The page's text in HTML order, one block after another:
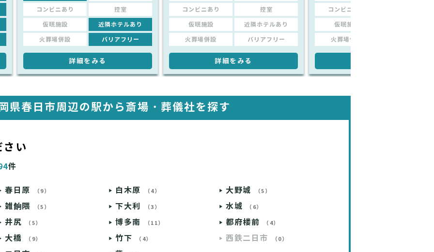
コンビニあり 控室
仮眠施設 近隣ホテルあり
火葬場併設 バリアフリー
詳細をみる
コンビニあり 控室
仮眠施設 近隣ホテルあり
火葬場併設 バリアフリー
詳細をみる
コンビニあり
仮眠施設
火葬場併設
県春日市周辺の駅から 斎場・葬儀社を探す
い
件
春日原 （9） 白木原 （4） 大野城 （5）
雑餉隈 （5） 下大利 （3） 水城 （6）
井尻 （5） 博多南 （11） 都府楼前 （4）
大橋 （9） 竹下 （4） 西鉄二日市 （0）